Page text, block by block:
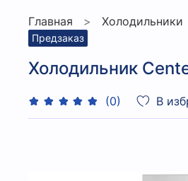
Главная Холодильники
Предзаказ
Холодильник
(0) В